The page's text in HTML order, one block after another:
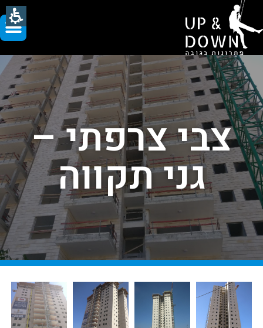
צבי צרפתי –
גני תקווה